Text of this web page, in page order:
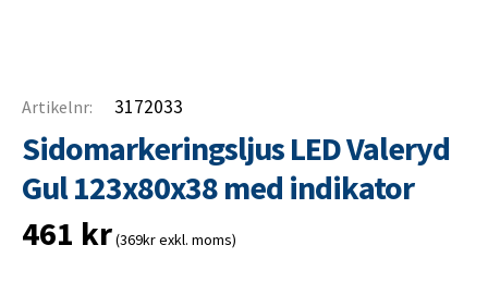
Artikelnr: 3172033
Sidomarkeringsljus LED Valeryd
Gul 123x80x38 med indikator
461 kr(369kr exkl. moms)